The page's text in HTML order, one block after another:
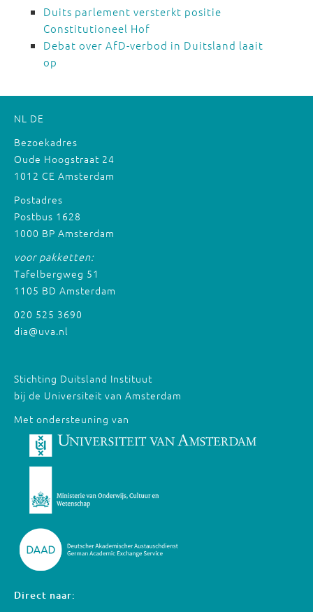
Duits parlement versterkt positie
Constitutioneel Hof
Debat over AfD-verbod in Duitsland laait
op
NL DE
Bezoekadres
Oude Hoogstraat 24
1012 CE Amsterdam
Postadres
Postbus 1628
1000 BP Amsterdam
voor pakketten:
Tafelbergweg 51
1105 BD Amsterdam
020 525 3690
dia@uva.nl
Stichting Duitsland Instituut
bij de Universiteit van Amsterdam
Met ondersteuning van
Direct naar: